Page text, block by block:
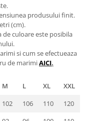
produsului finit.
(cm).
culoare este posibila
si cum se efectueaza
de marimiAICI.
M L XL
XXL
102 106 110
120